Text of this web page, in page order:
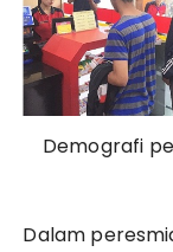
Demografi
Dalam